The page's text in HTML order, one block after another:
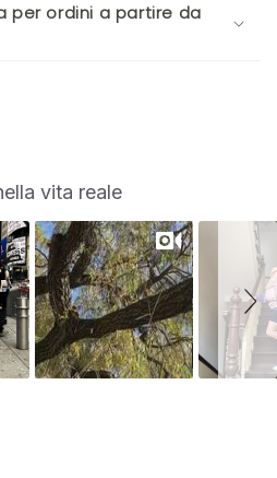
per ordini a partire da
vita reale